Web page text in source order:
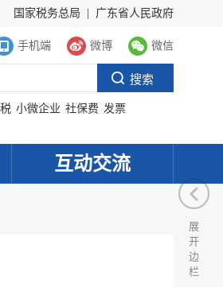
国家税务总局 广东省人民政府
手机端 微博 微信
小微企业 社保费 发票
互动交流
展
开
边
栏